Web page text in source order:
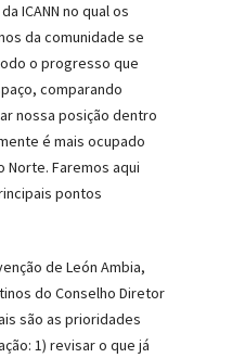
ICANN no qual os
da comunidade se
o progresso que
comparando
nossa posição dentro
é mais ocupado
Norte. Faremos aqui
pontos
de León Ambia,
do Conselho Diretor
são as prioridades
1) revisar o que já